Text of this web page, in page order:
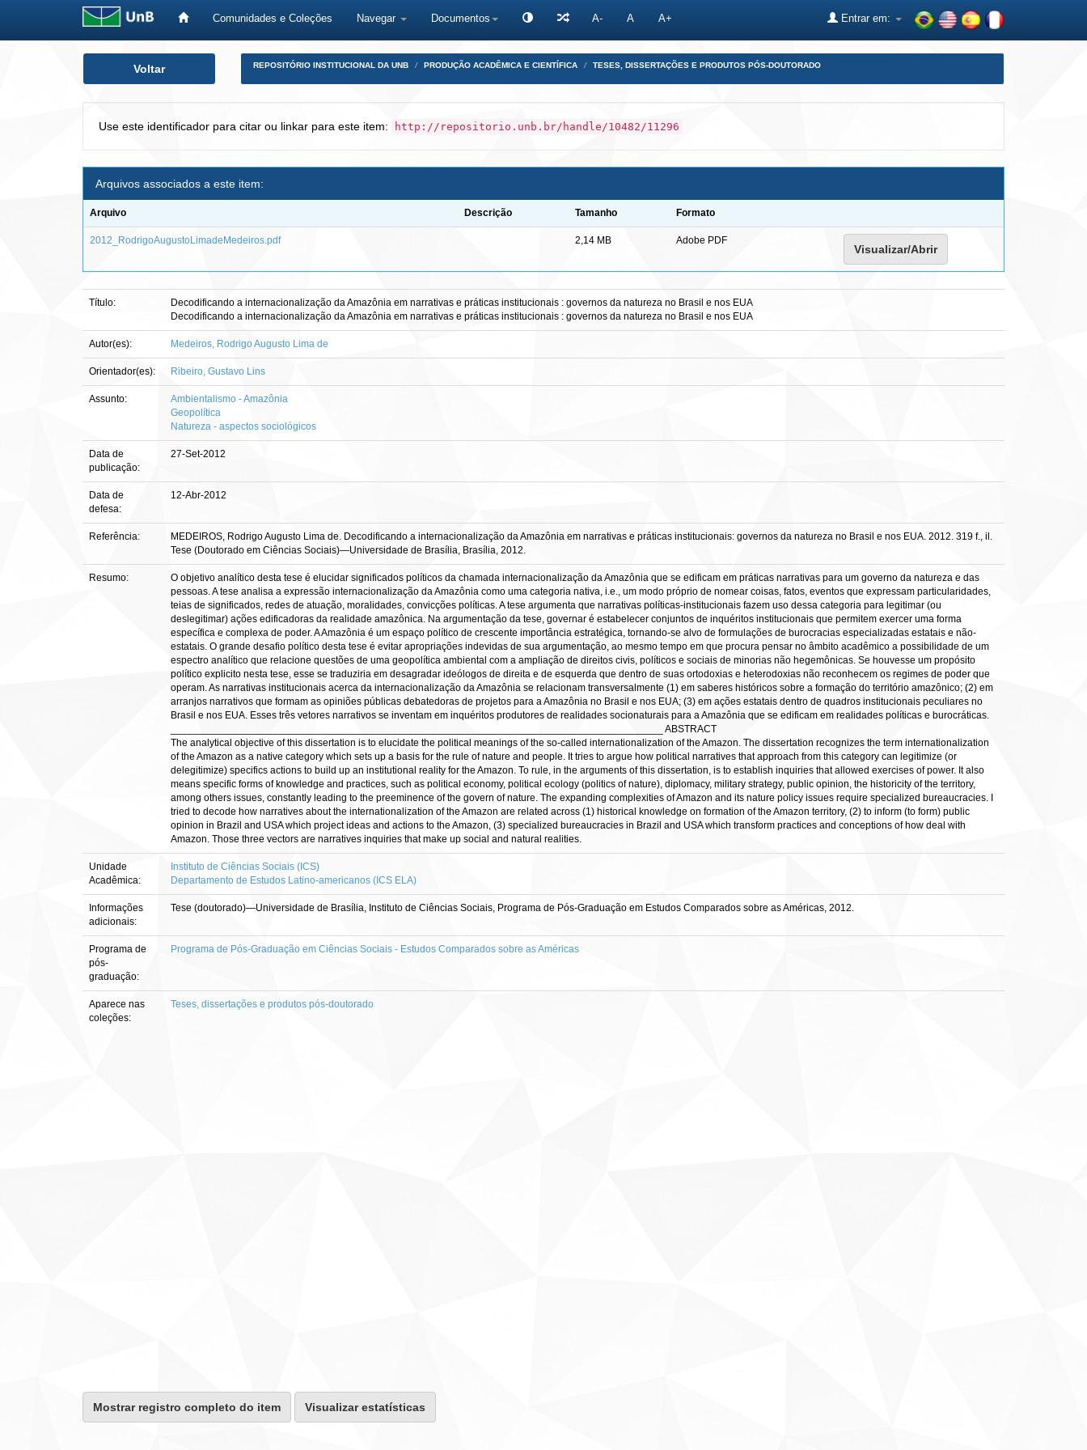
Comunidades e Coleções Navegar Documentos A- A A+ Entrar em:
Voltar REPOSITÓRIO INSTITUCIONAL DA UNB PRODUÇÃO ACADÊMICA E CIENTÍFICA TESES, DISSERTAÇÕES E PRODUTOS PÓS-DOUTORADO
Use este identificador para citar ou linkar para este item: http://repositorio.unb.br/handle/10482/11296
Arquivos associados a este item:
Arquivo Descrição Tamanho Formato
2012_RodrigoAugustoLimadeMedeiros.pdf 2,14 MB Adobe PDF
Visualizar/Abrir
Título:
Decodificando a internacionalização da Amazônia em narrativas e práticas institucionais : governos da natureza no Brasil e nos EUA
Decodificando a internacionalização da Amazônia em narrativas e práticas institucionais : governos da natureza no Brasil e nos EUA
Autor(es): Medeiros, Rodrigo Augusto Lima de
Orientador(es): Ribeiro, Gustavo Lins
Assunto:
Ambientalismo - Amazônia
Geopolítica
Natureza - aspectos sociológicos
Data de
publicação:
27-Set-2012
Data de
defesa:
12-Abr-2012
Referência:
MEDEIROS, Rodrigo Augusto Lima de. Decodificando a internacionalização da Amazônia em narrativas e práticas institucionais: governos da natureza no Brasil e nos EUA. 2012. 319 f., il.
Tese (Doutorado em Ciências Sociais)—Universidade de Brasília, Brasília, 2012.
Resumo:
O objetivo analítico desta tese é elucidar significados políticos da chamada internacionalização da Amazônia que se edificam em práticas narrativas para um governo da natureza e das
pessoas. A tese analisa a expressão internacionalização da Amazônia como uma categoria nativa, i.e., um modo próprio de nomear coisas, fatos, eventos que expressam particularidades,
teias de significados, redes de atuação, moralidades, convicções políticas. A tese argumenta que narrativas políticas-institucionais fazem uso dessa categoria para legitimar (ou
deslegitimar) ações edificadoras da realidade amazônica. Na argumentação da tese, governar é estabelecer conjuntos de inquéritos institucionais que permitem exercer uma forma
específica e complexa de poder. A Amazônia é um espaço político de crescente importância estratégica, tornando-se alvo de formulações de burocracias especializadas estatais e não-
estatais. O grande desafio político desta tese é evitar apropriações indevidas de sua argumentação, ao mesmo tempo em que procura pensar no âmbito acadêmico a possibilidade de um
espectro analítico que relacione questões de uma geopolítica ambiental com a ampliação de direitos civis, políticos e sociais de minorias não hegemônicas. Se houvesse um propósito
político explicito nesta tese, esse se traduziria em desagradar ideólogos de direita e de esquerda que dentro de suas ortodoxias e heterodoxias não reconhecem os regimes de poder que
operam. As narrativas institucionais acerca da internacionalização da Amazônia se relacionam transversalmente (1) em saberes históricos sobre a formação do território amazônico; (2) em
arranjos narrativos que formam as opiniões públicas debatedoras de projetos para a Amazônia no Brasil e nos EUA; (3) em ações estatais dentro de quadros institucionais peculiares no
Brasil e nos EUA. Esses três vetores narrativos se inventam em inquéritos produtores de realidades socionaturais para a Amazônia que se edificam em realidades políticas e burocráticas.
_______________________________________________________________________________________ ABSTRACT
The analytical objective of this dissertation is to elucidate the political meanings of the so-called internationalization of the Amazon. The dissertation recognizes the term internationalization
of the Amazon as a native category which sets up a basis for the rule of nature and people. It tries to argue how political narratives that approach from this category can legitimize (or
delegitimize) specifics actions to build up an institutional reality for the Amazon. To rule, in the arguments of this dissertation, is to establish inquiries that allowed exercises of power. It also
means specific forms of knowledge and practices, such as political economy, political ecology (politics of nature), diplomacy, military strategy, public opinion, the historicity of the territory,
among others issues, constantly leading to the preeminence of the govern of nature. The expanding complexities of Amazon and its nature policy issues require specialized bureaucracies. I
tried to decode how narratives about the internationalization of the Amazon are related across (1) historical knowledge on formation of the Amazon territory, (2) to inform (to form) public
opinion in Brazil and USA which project ideas and actions to the Amazon, (3) specialized bureaucracies in Brazil and USA which transform practices and conceptions of how deal with
Amazon. Those three vectors are narratives inquiries that make up social and natural realities.
Unidade
Acadêmica:
Instituto de Ciências Sociais (ICS)
Departamento de Estudos Latino-americanos (ICS ELA)
Informações
adicionais:
Tese (doutorado)—Universidade de Brasília, Instituto de Ciências Sociais, Programa de Pós-Graduação em Estudos Comparados sobre as Américas, 2012.
Programa de
pós-
graduação:
Programa de Pós-Graduação em Ciências Sociais - Estudos Comparados sobre as Américas
Aparece nas
coleções:
Teses, dissertações e produtos pós-doutorado
Mostrar registro completo do item Visualizar estatísticas